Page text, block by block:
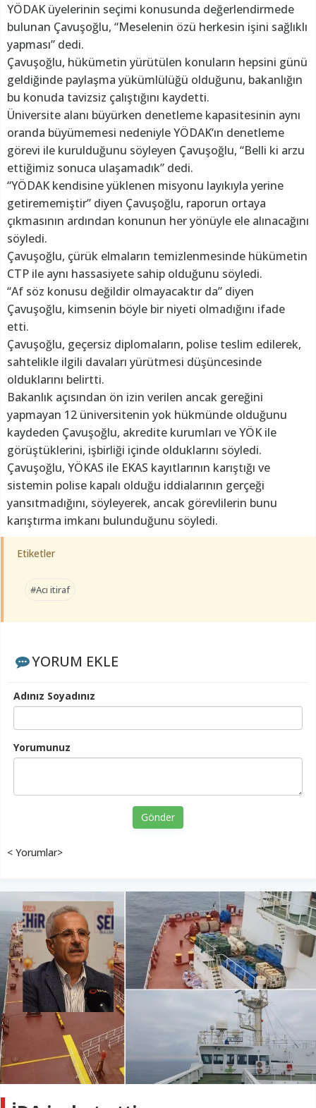
YÖDAK üyelerinin seçimi konusunda değerlendirmede
bulunan Çavuşoğlu, “Meselenin özü herkesin işini sağlıklı
yapması” dedi.
Çavuşoğlu, hükümetin yürütülen konuların hepsini günü
geldiğinde paylaşma yükümlülüğü olduğunu, bakanlığın
bu konuda tavizsiz çalıştığını kaydetti.
Üniversite alanı büyürken denetleme kapasitesinin aynı
oranda büyümemesi nedeniyle YÖDAK’ın denetleme
görevi ile kurulduğunu söyleyen Çavuşoğlu, “Belli ki arzu
ettiğimiz sonuca ulaşamadık” dedi.
“YÖDAK kendisine yüklenen misyonu layıkıyla yerine
getirememiştir” diyen Çavuşoğlu, raporun ortaya
çıkmasının ardından konunun her yönüyle ele alınacağını
söyledi.
Çavuşoğlu, çürük elmaların temizlenmesinde hükümetin
CTP ile aynı hassasiyete sahip olduğunu söyledi.
“Af söz konusu değildir olmayacaktır da” diyen
Çavuşoğlu, kimsenin böyle bir niyeti olmadığını ifade
etti.
Çavuşoğlu, geçersiz diplomaların, polise teslim edilerek,
sahtelikle ilgili davaları yürütmesi düşüncesinde
olduklarını belirtti.
Bakanlık açısından ön izin verilen ancak gereğini
yapmayan 12 üniversitenin yok hükmünde olduğunu
kaydeden Çavuşoğlu, akredite kurumları ve YÖK ile
görüştüklerini, işbirliği içinde olduklarını söyledi.
Çavuşoğlu, YÖKAS ile EKAS kayıtlarının karıştığı ve
sistemin polise kapalı olduğu iddialarının gerçeği
yansıtmadığını, söyleyerek, ancak görevlilerin bunu
karıştırma imkanı bulunduğunu söyledi.
Etiketler
#Acı itiraf
YORUM EKLE
Adınız Soyadınız
Yorumunuz
Gönder
< Yorumlar>